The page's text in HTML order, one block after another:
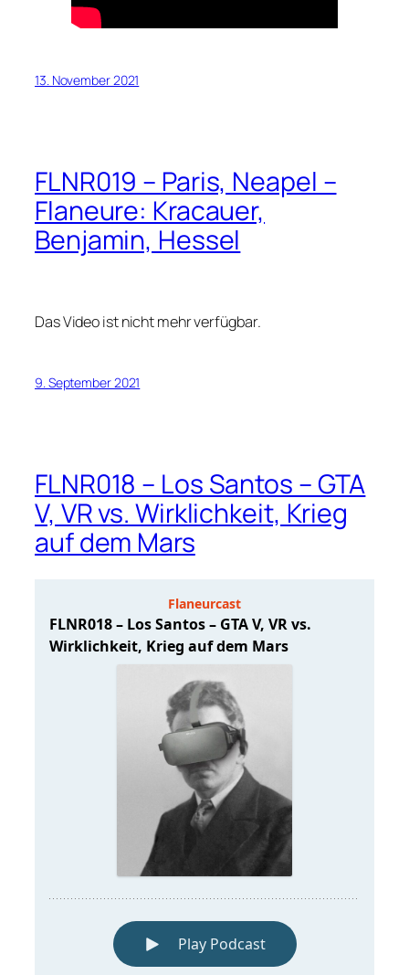
13. November 2021
FLNR019 – Paris, Neapel –
Flaneure: Kracauer,
Benjamin, Hessel
Das Video ist nicht mehr verfügbar.
9. September 2021
FLNR018 – Los Santos – GTA
V, VR vs. Wirklichkeit, Krieg
auf dem Mars